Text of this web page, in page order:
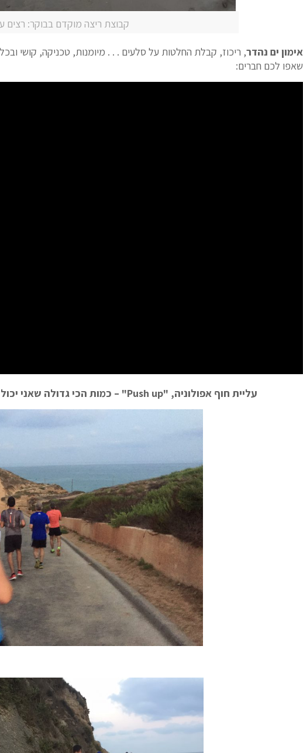
קבוצת ריצה מוקדם בבוקר: רצים
אימון ים נהדר, ריכוז, קבלת החלטות על סלעים . . . מיומנות, טכניקה, קושי
שאפו לכם חברים:
עליית חוף אפולוניה, "Push up" – כמות הכי גדולה שאני יכול לבצע * 2, קצת מדרגות והמון, המון כיף